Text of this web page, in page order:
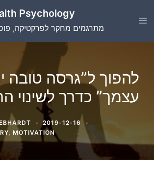
Psychology
.מתרגמים מחקר לפרקטיקה,
להפוך ל”גרסה טובה
עצמך” כדרך לשינוי
2019-12-16
, MOTIVATION